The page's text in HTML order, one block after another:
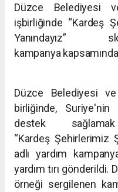
Düzce Belediyesi
işbirliğinde “Kardeş
Yanındayız”
kampanya
Düzce Belediyesi
birliğinde, Suriye'nin
destek
“KardeşŞehirlerimiz
adlı yardım
yardım tırı gönderildi.
örneği sergilenen